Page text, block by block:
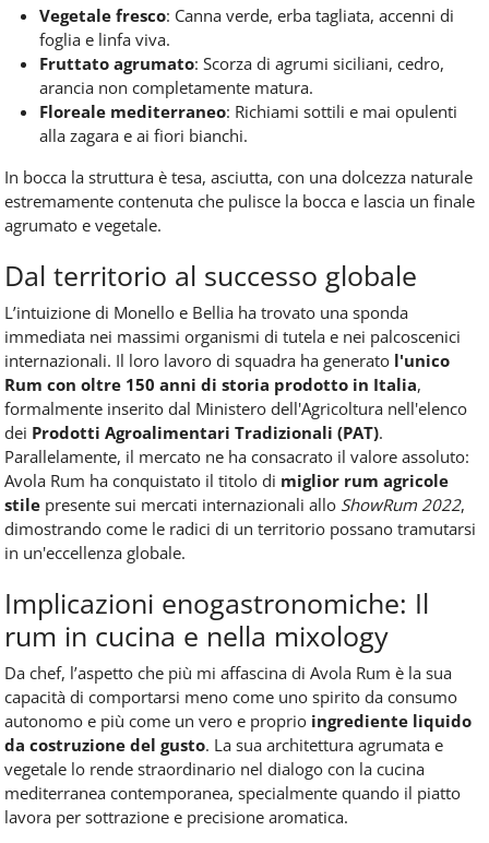
Vegetale fresco: Canna verde, erba tagliata, accenni di
foglia e linfa viva.
Fruttato agrumato: Scorza di agrumi siciliani, cedro,
arancia non completamente matura.
Floreale mediterraneo: Richiami sottili e mai opulenti
alla zagara e ai fiori bianchi.
In bocca la struttura è tesa, asciutta, con una dolcezza naturale
estremamente contenuta che pulisce la bocca e lascia un finale
agrumato e vegetale.
Dal territorio al successo globale
L’intuizione di Monello e Bellia ha trovato una sponda
immediata nei massimi organismi di tutela e nei palcoscenici
internazionali. Il loro lavoro di squadra ha generato l'unico
Rum con oltre 150 anni di storia prodotto in Italia,
formalmente inserito dal Ministero dell'Agricoltura nell'elenco
dei Prodotti Agroalimentari Tradizionali (PAT).
Parallelamente, il mercato ne ha consacrato il valore assoluto:
Avola Rum ha conquistato il titolo di miglior rum agricole
stile presente sui mercati internazionali allo ShowRum 2022,
dimostrando come le radici di un territorio possano tramutarsi
in un'eccellenza globale.
Implicazioni enogastronomiche: Il
rum in cucina e nella mixology
Da chef, l’aspetto che più mi affascina di Avola Rum è la sua
capacità di comportarsi meno come uno spirito da consumo
autonomo e più come un vero e proprio ingrediente liquido
da costruzione del gusto. La sua architettura agrumata e
vegetale lo rende straordinario nel dialogo con la cucina
mediterranea contemporanea, specialmente quando il piatto
lavora per sottrazione e precisione aromatica.